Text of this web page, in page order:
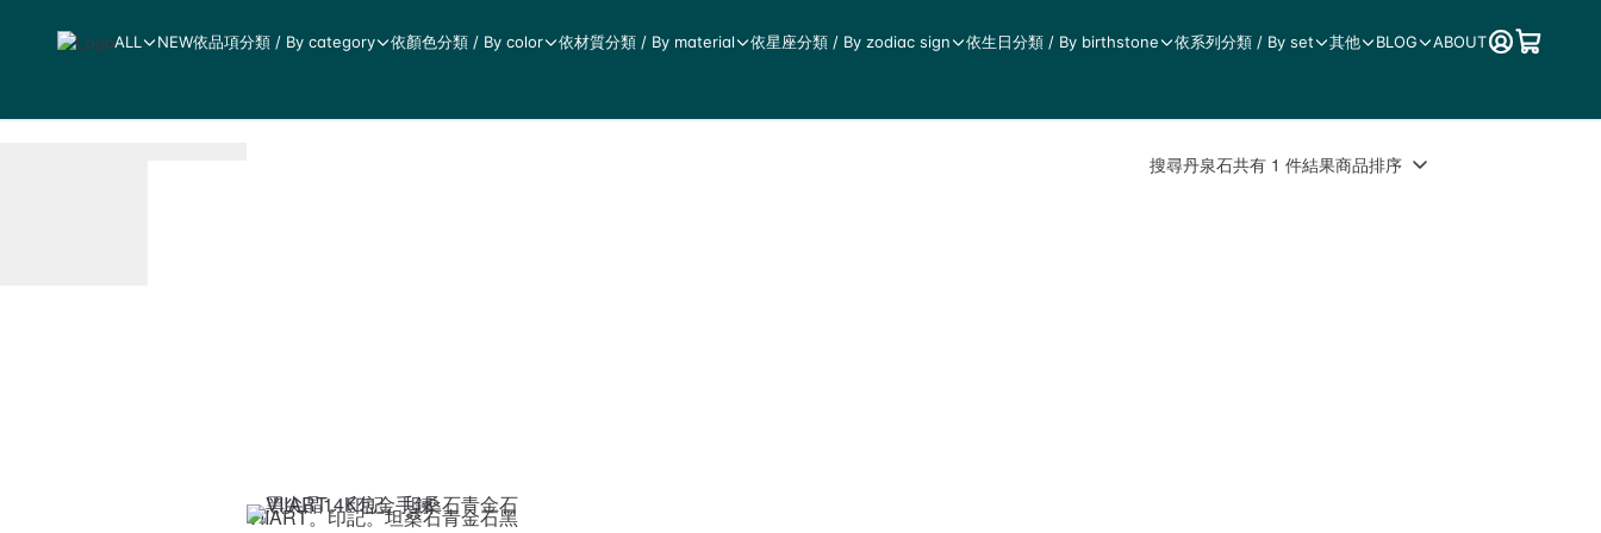
ALL NEW依品項分類 / By category 依顏色分類 / By color 依材質分類 / By material 依星座分類 / By zodiac sign 依生日分類 / By birthstone 依系列分類 / By set 其他 BLOG ABOUT
搜尋丹泉石共有 1 件結果商品排序
VIIART。印記。坦桑石青金石黑